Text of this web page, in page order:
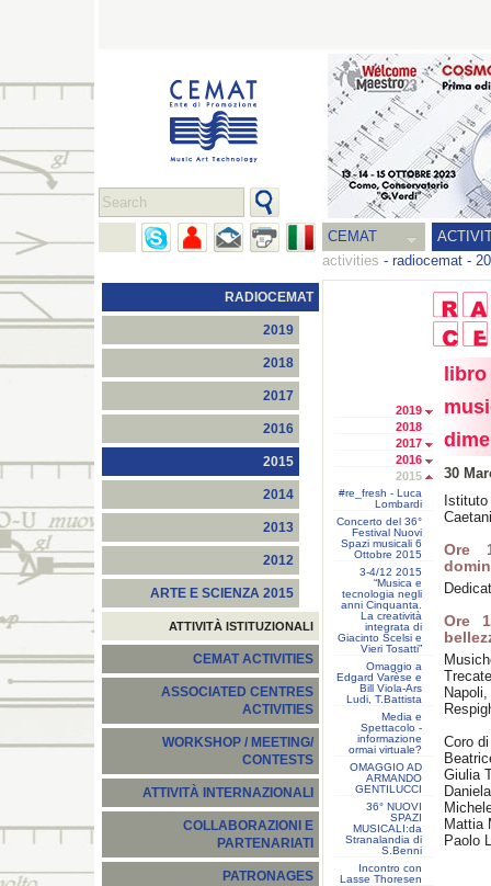
CEMAT
activities - radiocemat -
RADIOCEMAT
2019
2018
2017
2016
2015
2014
2013
2012
ARTE E SCIENZA 2015
ATTIVITÀ ISTITUZIONALI
CEMAT ACTIVITIES
ASSOCIATED CENTRES
ACTIVITIES
WORKSHOP / MEETING/
CONTESTS
ATTIVITÀ INTERNAZIONALI
COLLABORAZIONI E
PARTENARIATI
PATRONAGES
2019
2018
2017
2016
2015
#re_fresh - Luca
Lombardi
Concerto del 36°
Festival Nuovi
Spazi musicali 6
Ottobre 2015
3-4/12 2015
“Musica e
tecnologia negli
anni Cinquanta.
La creatività
integrata di
Giacinto Scelsi e
Vieri Tosatti”
Omaggio a
Edgard Varèse e
Bill Viola-Ars
Ludi, T.Battista
Media e
Spettacolo -
informazione
ormai virtuale?
OMAGGIO AD
ARMANDO
GENTILUCCI
36° NUOVI
SPAZI
MUSICALI:da
Stranalandia di
S.Benni
Incontro con
Lasse Thoresen
30
Ore
Ore
Coro
Giulia
Mattia
Paolo